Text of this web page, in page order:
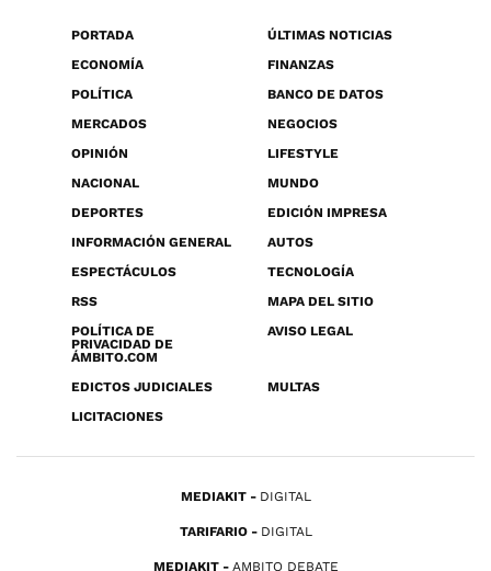
PORTADA
ÚLTIMAS NOTICIAS
ECONOMÍA
FINANZAS
POLÍTICA
BANCO DE DATOS
MERCADOS
NEGOCIOS
OPINIÓN
LIFESTYLE
NACIONAL
MUNDO
DEPORTES
EDICIÓN IMPRESA
INFORMACIÓN GENERAL
AUTOS
ESPECTÁCULOS
TECNOLOGÍA
RSS
MAPA DEL SITIO
POLÍTICA DE
PRIVACIDAD DE
ÁMBITO.COM
AVISO LEGAL
EDICTOS JUDICIALES
MULTAS
LICITACIONES
MEDIAKIT DIGITAL
TARIFARIO DIGITAL
MEDIAKIT AMBITO DEBATE